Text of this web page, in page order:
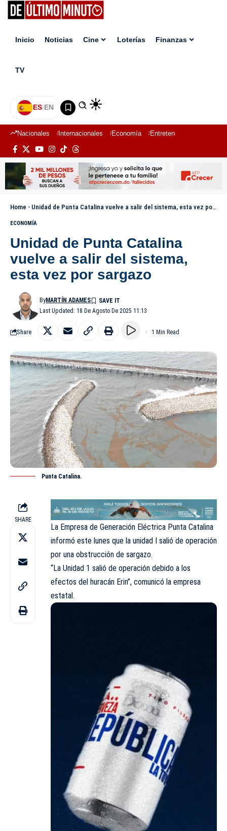
Inicio Noticias Cine Loterías Finanzas
TV
ES|EN
Nacionales Internacionales Economía Entretenimiento
Home - Unidad de Punta Catalina vuelve a salir del sistema, esta vez por sargazo
ECONOMÍA
Unidad de Punta Catalina
vuelve a salir del sistema,
esta vez por sargazo
Last Updated: 18 De Agosto De 2025 11:13
ByMARTÍN ADAMES
Share 1 Min Read
Punta Catalina.
SHARE
La Empresa de Generación Eléctrica Punta Catalina
informó este lunes que la unidad I salió de operación
por una obstrucción de sargazo.
“La Unidad 1 salió de operación debido a los
efectos del huracán Erin”, comunicó la empresa
estatal.